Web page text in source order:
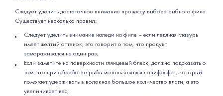
Следует уделить достаточное внимание процессу выбора рыбного филе.
Существует несколько правил:
Следует уделить внимание наледи на филе – если ледяная глазурь
имеет желтый оттенок, это говорит о том, что продукт
замораживался не один раз;
Если заметите на поверхности глянцевый блеск, должно подсказать о
том, что при обработке рыбы использовался полифосфат, который
помогает удерживать в волокнах большое количество влаги, а это
увеличивает вес;